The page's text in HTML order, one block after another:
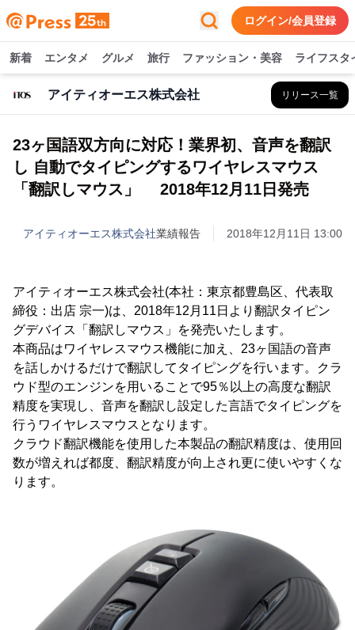
ログイン/会員登録
新着 エンタメ グルメ 旅行 ファッション・美容 ライフスタ
アイティオーエス株式会社 リリース一覧
23ヶ国語双方向に対応！業界初、音声を翻訳
し 自動でタイピングするワイヤレスマウス
「翻訳しマウス」 2018年12月11日発売
アイティオーエス株式会社業績報告 2018年12月11日 13:00
アイティオーエス株式会社(本社：東京都豊島区、代表取
締役：出店 宗一)は、2018年12月11日より翻訳タイピン
グデバイス「翻訳しマウス」を発売いたします。
本商品はワイヤレスマウス機能に加え、23ヶ国語の音声
を話しかけるだけで翻訳してタイピングを行います。クラ
ウド型のエンジンを用いることで95％以上の高度な翻訳
精度を実現し、音声を翻訳し設定した言語でタイピングを
行うワイヤレスマウスとなります。
クラウド翻訳機能を使用した本製品の翻訳精度は、使用回
数が増えれば都度、翻訳精度が向上され更に使いやすくな
ります。